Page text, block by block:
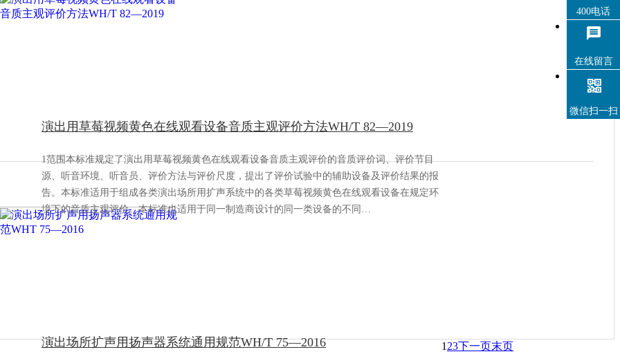
演出用草莓视频黄色在线观看设备音质主观评价方法WH/T 82—2019
1范围本标准规定了演出用草莓视频黄色在线观看设备音质主观评价的音质评价词、评价节目
源、听音环境、听音员、评价方法与评价尺度，提出了评价试验中的辅助设备及评价结果的报
告。本标准适用于组成各类演出场所用扩声系统中的各类草莓视频黄色在线观看设备在规定环
境下的音质主观评价。本标准也适用于同一制造商设计的同一类设备的不同…
演出场所扩声用扬声器系统通用规范WH/T 75—2016 1 23下一页末页
400电话
在线留言
微信扫一扫